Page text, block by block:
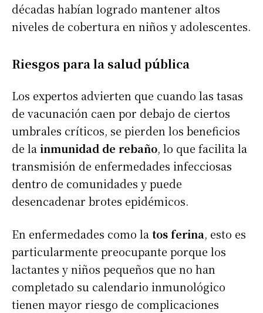
décadas habían logrado mantener altos
niveles de cobertura en niños y adolescentes.
Riesgos para la salud pública
Los expertos advierten que cuando las tasas
de vacunación caen por debajo de ciertos
umbrales críticos, se pierden los beneficios
de la inmunidad de rebaño, lo que facilita la
transmisión de enfermedades infecciosas
dentro de comunidades y puede
desencadenar brotes epidémicos.
En enfermedades como la tos ferina, esto es
particularmente preocupante porque los
lactantes y niños pequeños que no han
completado su calendario inmunológico
tienen mayor riesgo de complicaciones